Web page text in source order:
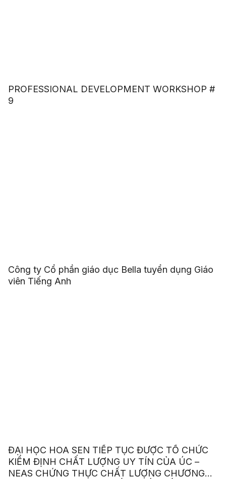
PROFESSIONAL DEVELOPMENT WORKSHOP #
9
Công ty Cổ phần giáo dục Bella tuyển dụng Giáo
viên Tiếng Anh
ĐẠI HỌC HOA SEN TIẾP TỤC ĐƯỢC TỔ CHỨC
KIỂM ĐỊNH CHẤT LƯỢNG UY TÍN CỦA ÚC –
NEAS CHỨNG THỰC CHẤT LƯỢNG CHƯƠNG